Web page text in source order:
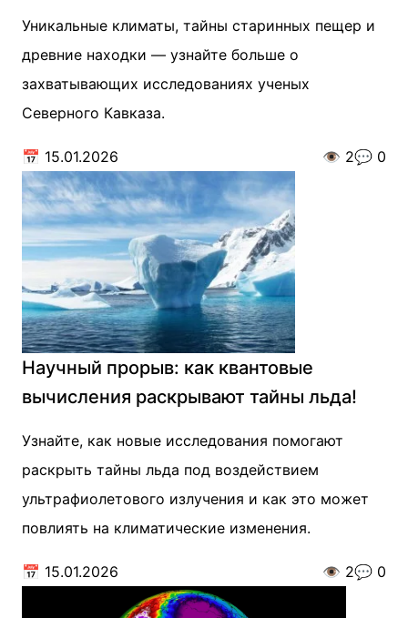
Уникальные климаты, тайны старинных пещер и
древние находки — узнайте больше о
захватывающих исследованиях ученых
Северного Кавказа.
📅 15.01.2026 👁️ 2💬 0
Научный прорыв: как квантовые
вычисления раскрывают тайны льда!
Узнайте, как новые исследования помогают
раскрыть тайны льда под воздействием
ультрафиолетового излучения и как это может
повлиять на климатические изменения.
📅 15.01.2026 👁️ 2💬 0